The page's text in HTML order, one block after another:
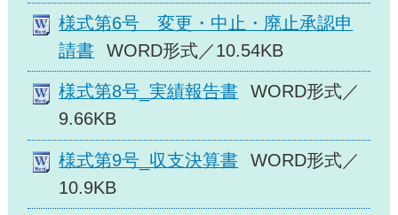
様式第6号 変更・中止・廃止承認申
請書
WORD形式／10.54KB
様式第8号_実績報告書
WORD形式／
9.66KB
様式第9号_収支決算書
WORD形式／
10.9KB